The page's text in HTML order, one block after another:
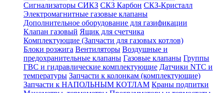
Сигнализаторы СИКЗ СКЗ Карбон СКЗ-Кристалл
Электромагнитные газовые клапаны
Дополнительное оборудование для газификации
Клапан газовый Ящик для счетчика
Комплектующие (Запчасти для газовых котлов)
Блоки розжига Вентиляторы Воздушные и
предохранительные клапаны Газовые клапаны Группы
ГВС и гидравлические комплектующие Датчики NTC и
температуры Запчасти к колонкам (комплектующие)
Запчасти к НАПОЛЬНЫМ КОТЛАМ Краны подпитки